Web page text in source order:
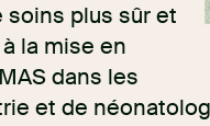
plus sûr et
la mise en
dans les
et de